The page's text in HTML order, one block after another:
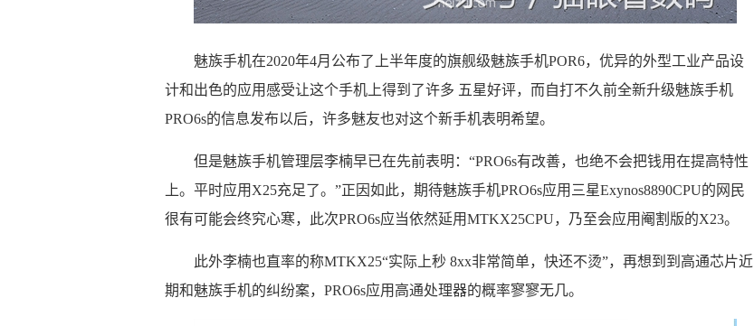
魅族手机在2020年4月公布了上半年度的旗舰级魅族手机POR6，优异的外型工业产品设
计和出色的应用感受让这个手机上得到了许多 五星好评，而自打不久前全新升级魅族手机
PRO6s的信息发布以后，许多魅友也对这个新手机表明希望。
但是魅族手机管理层李楠早已在先前表明：“PRO6s有改善，也绝不会把钱用在提高特性
上。平时应用X25充足了。”正因如此，期待魅族手机PRO6s应用三星Exynos8890CPU的网民
很有可能会终究心寒，此次PRO6s应当依然延用MTKX25CPU，乃至会应用阉割版的X23。
此外李楠也直率的称MTKX25“实际上秒 8xx非常简单，快还不烫”，再想到到高通芯片近
期和魅族手机的纠纷案，PRO6s应用高通处理器的概率寥寥无几。